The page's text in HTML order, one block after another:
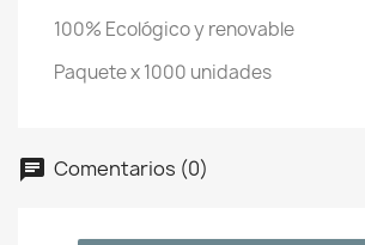
100% Ecológico y renovable
Paquete x 1000 unidades
Comentarios (0)